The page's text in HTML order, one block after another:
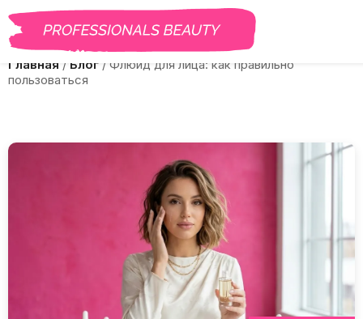
BEAUTY PRO САЛОНЫ ВАКАНСИИ КУРСЫ
Главная / Блог / Флюид для лица: как правильно
пользоваться